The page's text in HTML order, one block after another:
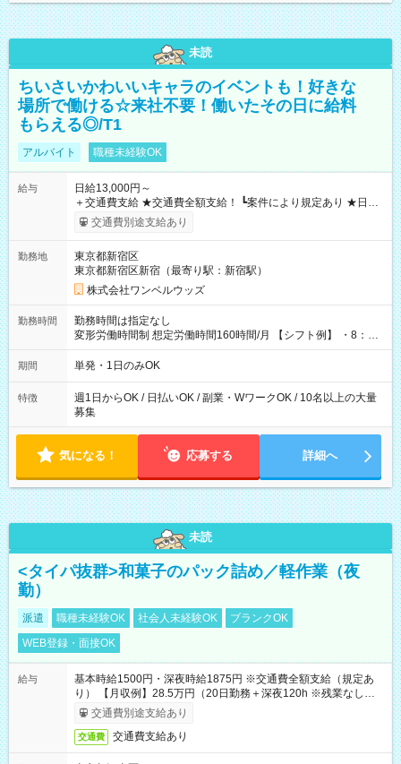
未読
ちいさいかわいいキャラのイベントも！好きな
場所で働ける☆来社不要！働いたその日に給料
もらえる◎/T1
アルバイト 職種未経験OK
給与
日給13,000円～
＋交通費支給 ★交通費全額支給！ ┗案件により規定あり ★日払
いOK！（規定あり） ┗働いたその日に現金GET♪ お仕事後はコ
ンビニATMから 日払い分を引き落とせます！ 【試用期間】試
交通費別途支給あり
勤務地
東京都新宿区
東京都新宿区新宿（最寄り駅：新宿駅）
株式会社ワンベルウッズ
勤務時間
勤務時間は指定なし
変形労働時間制 想定労働時間160時間/月 【シフト例】 ・8：00
～21：00
期間 単発・1日のみOK
特徴
週1日からOK / 日払いOK / 副業・WワークOK / 10名以上の大量
募集
気になる！ 応募する 詳細へ
未読
<タイパ抜群>和菓子のパック詰め／軽作業（夜
勤）
派遣 職種未経験OK 社会人未経験OK
ブランクOK
WEB登録・面接OK
給与
基本時給1500円・深夜時給1875円 ※交通費全額支給（規定あ
り） 【月収例】28.5万円（20日勤務＋深夜120h ※残業なしの場
合）交通費別途支給あり
交通費 交通費支給あり